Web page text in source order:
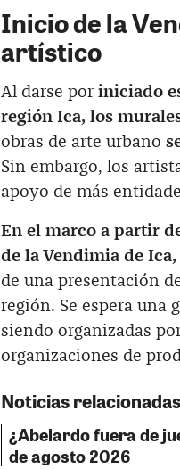
Inicio de la
artístico
Al darse por iniciado
región Ica, los
obras de arte urbano
Sin embargo, los
apoyo de más
En el marco a partir
de la Vendimia de Ica,
de una presentación
región. Se espera una
siendo organizadas
organizaciones de
Noticias relacionadas
¿Abelardo fuera de
de agosto 2026